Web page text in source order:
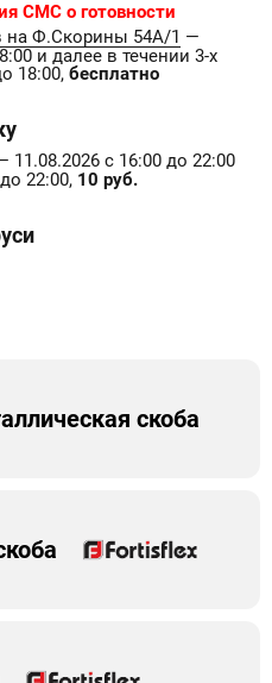
СМС о готовности
на Ф.Скорины 54А/1 —
и далее в течении 3-х
18:00, бесплатно
11.08.2026 с 16:00 до 22:00
22:00, 10 руб.
скоба